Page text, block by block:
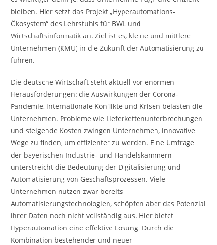
bleiben. Hier setzt das Projekt „Hyperautomations-
Ökosystem“ des Lehrstuhls für BWL und
Wirtschaftsinformatik an. Ziel ist es, kleine und mittlere
Unternehmen (KMU) in die Zukunft der Automatisierung zu
führen.
Die deutsche Wirtschaft steht aktuell vor enormen
Herausforderungen: die Auswirkungen der Corona-
Pandemie, internationale Konflikte und Krisen belasten die
Unternehmen. Probleme wie Lieferkettenunterbrechungen
und steigende Kosten zwingen Unternehmen, innovative
Wege zu finden, um effizienter zu werden. Eine Umfrage
der bayerischen Industrie- und Handelskammern
unterstreicht die Bedeutung der Digitalisierung und
Automatisierung von Geschäftsprozessen. Viele
Unternehmen nutzen zwar bereits
Automatisierungstechnologien, schöpfen aber das Potenzial
ihrer Daten noch nicht vollständig aus. Hier bietet
Hyperautomation eine effektive Lösung: Durch die
Kombination bestehender und neuer